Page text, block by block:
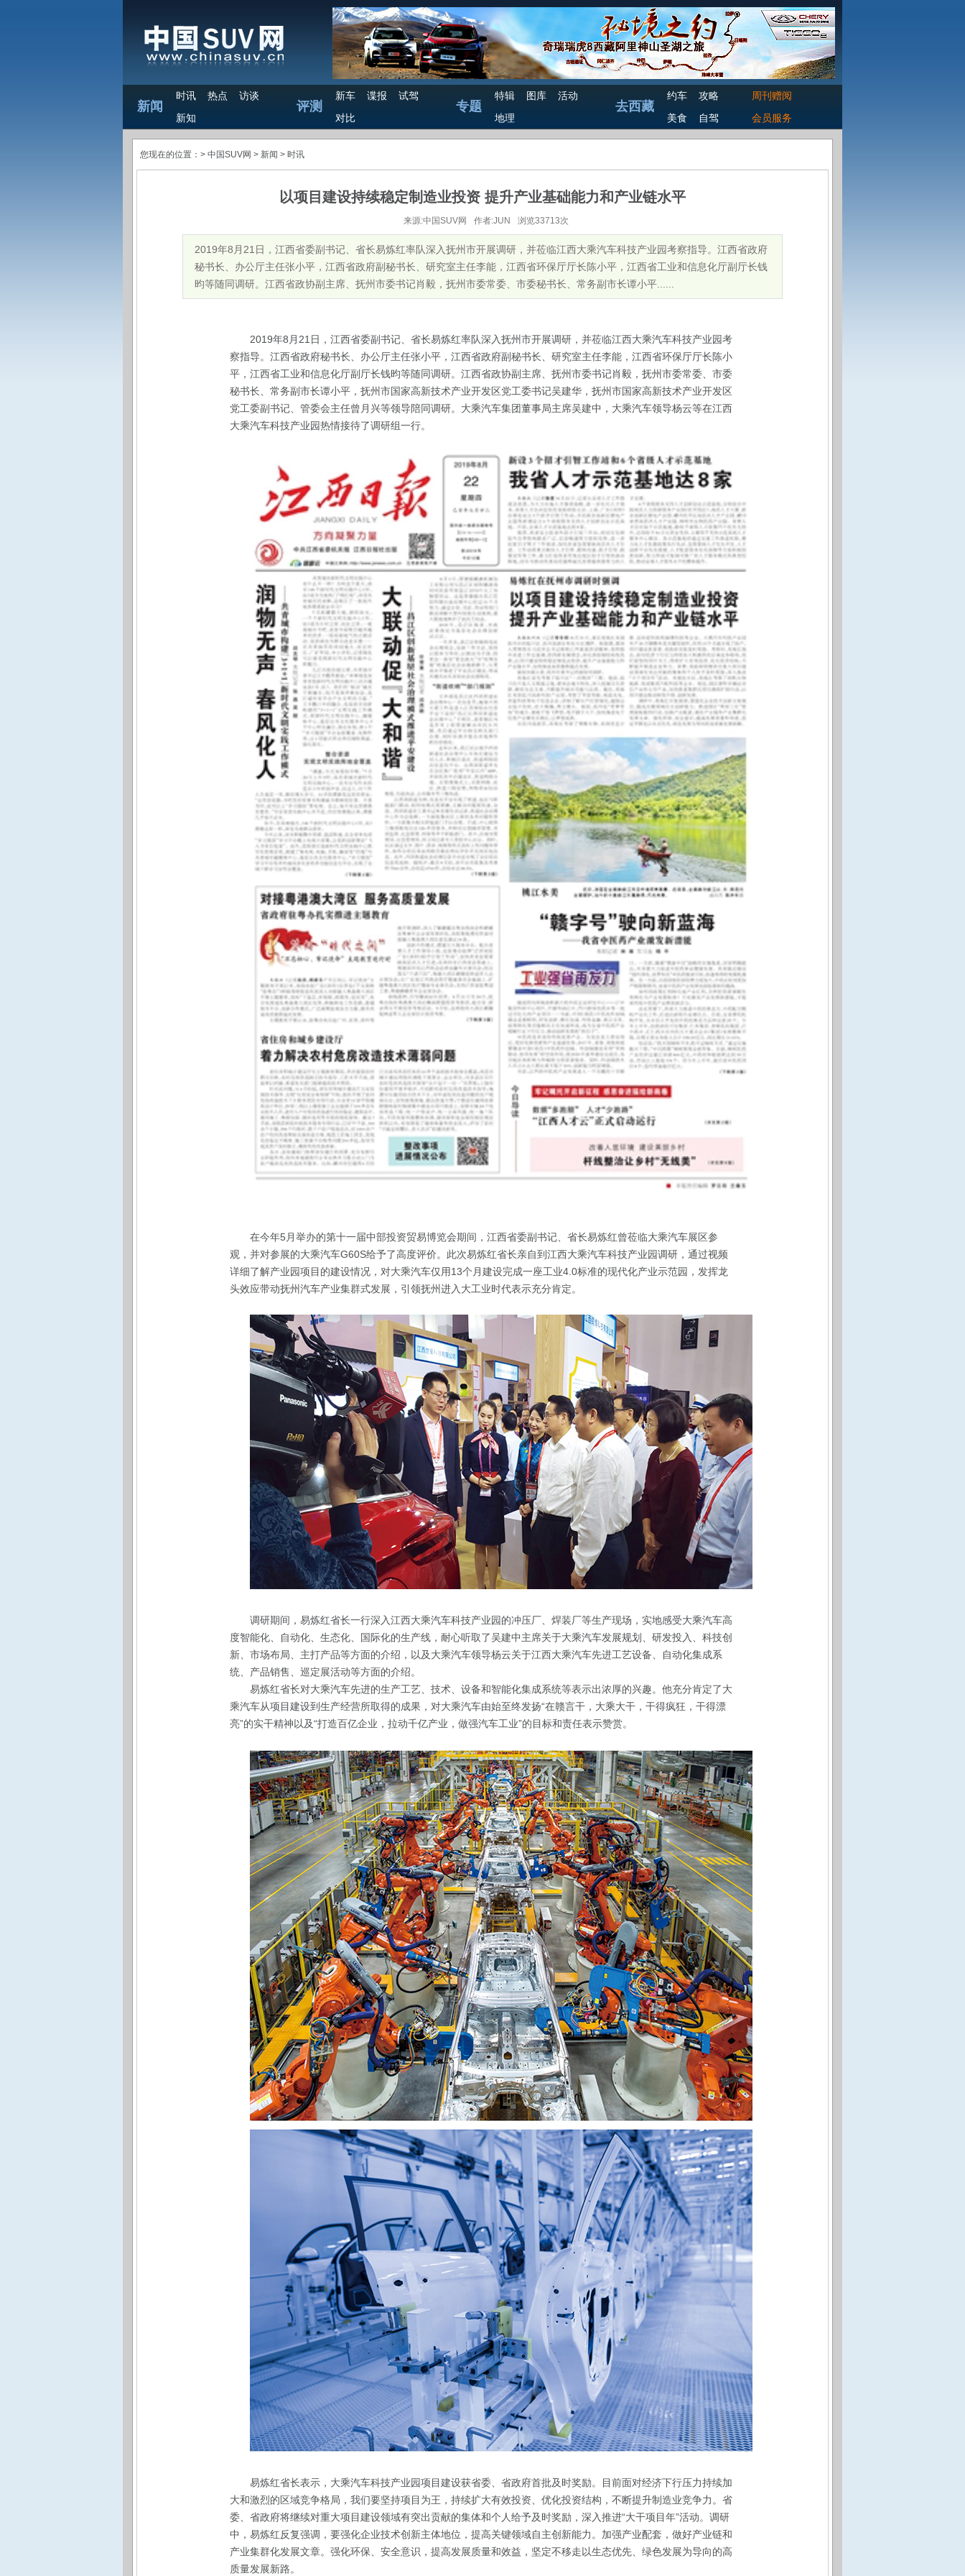
新闻
时讯 热点
访谈
新知
评测
新车 谍报
试驾
对比
专题
特辑 图库
活动
地理
去西藏
约车
攻略
美食
自驾
周刊赠阅
会员服务
您现在的位置：> 中国SUV网 > 新闻 > 时讯
以项目建设持续稳定制造业投资 提升产业基础能力和产业链水平
来源:中国SUV网 作者:JUN 浏览33713次
2019年8月21日，江西省委副书记、省长易炼红率队深入抚州市开展调研，并莅临江西大乘汽车科技产业园考察指导。江西省政府
秘书长、办公厅主任张小平，江西省政府副秘书长、研究室主任李能，江西省环保厅厅长陈小平，江西省工业和信息化厅副厅长钱
昀等随同调研。江西省政协副主席、抚州市委书记肖毅，抚州市委常委、市委秘书长、常务副市长谭小平......
2019年8月21日，江西省委副书记、省长易炼红率队深入抚州市开展调研，并莅临江西大乘汽车科技产业园考
察指导。江西省政府秘书长、办公厅主任张小平，江西省政府副秘书长、研究室主任李能，江西省环保厅厅长陈小
平，江西省工业和信息化厅副厅长钱昀等随同调研。江西省政协副主席、抚州市委书记肖毅，抚州市委常委、市委
秘书长、常务副市长谭小平，抚州市国家高新技术产业开发区党工委书记吴建华，抚州市国家高新技术产业开发区
党工委副书记、管委会主任曾月兴等领导陪同调研。大乘汽车集团董事局主席吴建中，大乘汽车领导杨云等在江西
大乘汽车科技产业园热情接待了调研组一行。
在今年5月举办的第十一届中部投资贸易博览会期间，江西省委副书记、省长易炼红曾莅临大乘汽车展区参
观，并对参展的大乘汽车G60S给予了高度评价。此次易炼红省长亲自到江西大乘汽车科技产业园调研，通过视频
详细了解产业园项目的建设情况，对大乘汽车仅用13个月建设完成一座工业4.0标准的现代化产业示范园，发挥龙
头效应带动抚州汽车产业集群式发展，引领抚州进入大工业时代表示充分肯定。
调研期间，易炼红省长一行深入江西大乘汽车科技产业园的冲压厂、焊装厂等生产现场，实地感受大乘汽车高
度智能化、自动化、生态化、国际化的生产线，耐心听取了吴建中主席关于大乘汽车发展规划、研发投入、科技创
新、市场布局、主打产品等方面的介绍，以及大乘汽车领导杨云关于江西大乘汽车先进工艺设备、自动化集成系
统、产品销售、巡定展活动等方面的介绍。
易炼红省长对大乘汽车先进的生产工艺、技术、设备和智能化集成系统等表示出浓厚的兴趣。他充分肯定了大
乘汽车从项目建设到生产经营所取得的成果，对大乘汽车由始至终发扬“在赣言干，大乘大干，干得疯狂，干得漂
亮”的实干精神以及“打造百亿企业，拉动千亿产业，做强汽车工业”的目标和责任表示赞赏。
易炼红省长表示，大乘汽车科技产业园项目建设获省委、省政府首批及时奖励。目前面对经济下行压力持续加
大和激烈的区域竞争格局，我们要坚持项目为王，持续扩大有效投资、优化投资结构，不断提升制造业竞争力。省
委、省政府将继续对重大项目建设领域有突出贡献的集体和个人给予及时奖励，深入推进“大干项目年”活动。调研
中，易炼红反复强调，要强化企业技术创新主体地位，提高关键领域自主创新能力。加强产业配套，做好产业链和
产业集群化发展文章。强化环保、安全意识，提高发展质量和效益，坚定不移走以生态优先、绿色发展为导向的高
质量发展新路。